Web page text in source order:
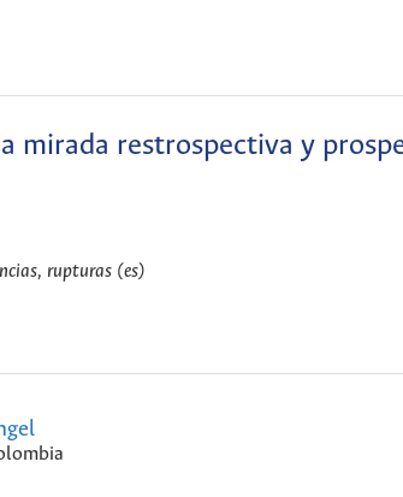
mirada restrospectiva y
rupturas (es)